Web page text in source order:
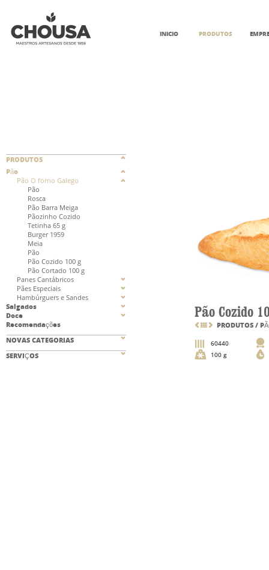
INICIO PRODUTOS
PRODUTOS
Pão
Pão O forno Galego
Pão
Rosca
Pão Barra Meiga
Pãozinho Cozido
Tetinha 65 g
Burger 1959
Meia
Pão
Pão Cozido 100 g
Pão Cortado 100 g
Panes Cantábricos
Pães Especiais
Hambúrguers e Sandes
Salgados
Doce
Recomendações
NOVAS CATEGORIAS
SERVIÇOS
Pão Cozido
PRODUTOS /
60440
100 g